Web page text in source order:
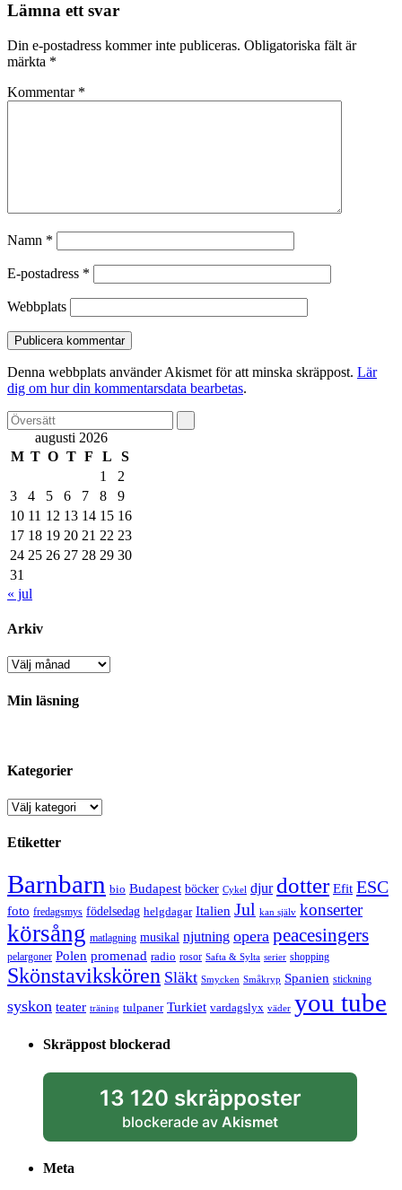
Lämna ett svar
Din e-postadress kommer inte publiceras. Obligatoriska fält är
märkta *
Kommentar *
Namn *
E-postadress *
Webbplats
Denna webbplats använder Akismet för att minska skräppost. Lär
dig om hur din kommentarsdata bearbetas.
augusti 2026
M T O T F L
S
1
2
3
4 5 6 7 8
9
10 11 12 13 14 15 16
17 18 19 20 21 22 23
24 25 26 27 28 29 30
31
« jul
Arkiv
Arkiv
Min läsning
Kategorier
Kategorier
Etiketter
Barnbarn bio Budapest böcker Cykel djur dotter Efit ESC
foto fredagsmys födelsedag helgdagar Italien Jul kan själv konserter
körsång matlagning musikal njutning opera peacesingers
pelargoner Polen promenad radio rosor Safta & Sylta serier shopping
Skönstavikskören Släkt Smycken Småkryp Spanien stickning
syskon teater träning tulpaner Turkiet vardagslyx väder you tube
Skräppost blockerad
13 120 skräpposter
blockerade av Akismet
Meta